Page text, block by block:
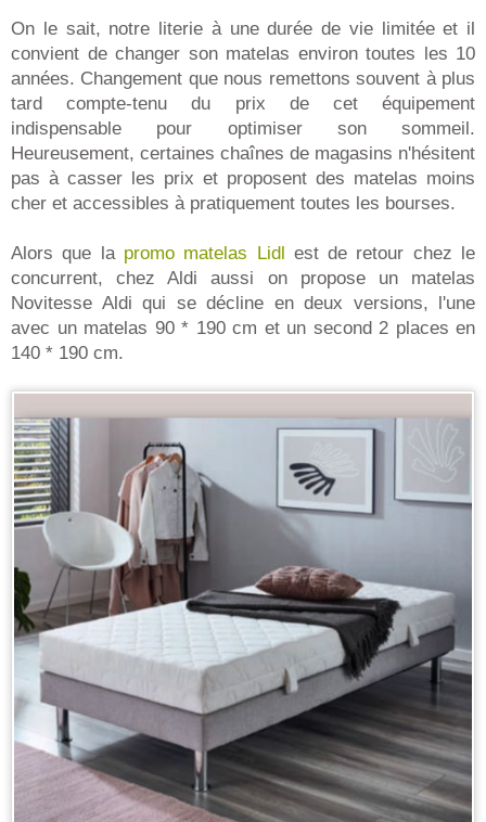
On le sait, notre literie à une durée de vie limitée et il
convient de changer son matelas environ toutes les 10
années. Changement que nous remettons souvent à plus
tard compte-tenu du prix de cet équipement
indispensable pour optimiser son sommeil.
Heureusement, certaines chaînes de magasins n'hésitent
pas à casser les prix et proposent des matelas moins
cher et accessibles à pratiquement toutes les bourses.
Alors que la promo matelas Lidl est de retour chez le
concurrent, chez Aldi aussi on propose un matelas
Novitesse Aldi qui se décline en deux versions, l'une
avec un matelas 90 * 190 cm et un second 2 places en
140 * 190 cm.